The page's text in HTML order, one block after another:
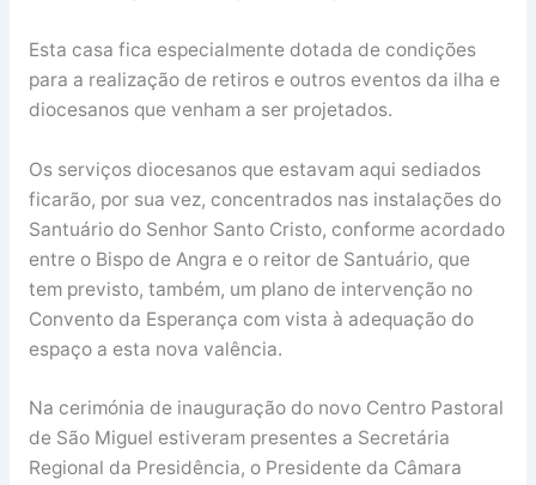
Esta casa fica especialmente dotada de condições
para a realização de retiros e outros eventos da ilha e
diocesanos que venham a ser projetados.
Os serviços diocesanos que estavam aqui sediados
ficarão, por sua vez, concentrados nas instalações do
Santuário do Senhor Santo Cristo, conforme acordado
entre o Bispo de Angra e o reitor de Santuário, que
tem previsto, também, um plano de intervenção no
Convento da Esperança com vista à adequação do
espaço a esta nova valência.
Na cerimónia de inauguração do novo Centro Pastoral
de São Miguel estiveram presentes a Secretária
Regional da Presidência, o Presidente da Câmara